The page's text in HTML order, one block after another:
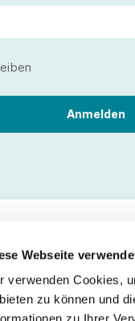
Webseite
verwenden Cookies,
zu können und